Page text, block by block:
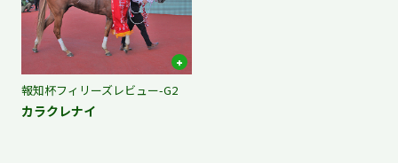
報知杯フィリーズレビュー-G2
カラクレナイ